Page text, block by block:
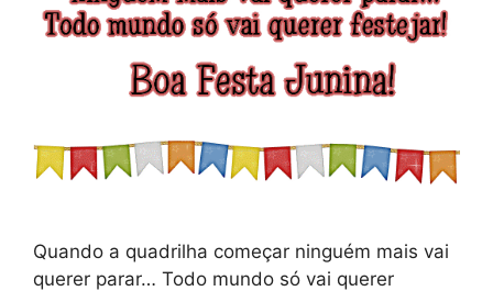
Quando a quadrilha começar ninguém mais vai
querer parar… Todo mundo só vai querer